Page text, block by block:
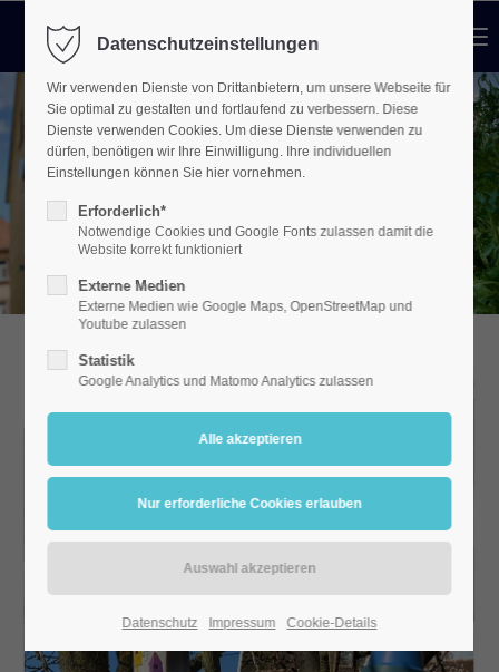
Login
Benutzername
Passwort
Anmelden
Register|Lost your password?
Support
Lorem ipsum dolor sit amet:
24h/ 365days
Datenschutzeinstellungen
Wir verwenden Dienste von Drittanbietern, um unsere Webseite für
Sie optimal zu gestalten und fortlaufend zu verbessern. Diese
Dienste verwenden Cookies. Um diese Dienste verwenden zu
dürfen, benötigen wir Ihre Einwilligung. Ihre individuellen
Einstellungen können Sie hier vornehmen.
Erforderlich*
Notwendige Cookies und Google Fonts zulassen damit die
Website korrekt funktioniert
Externe Medien
Externe Medien wie Google Maps, OpenStreetMap und
Youtube zulassen
Statistik
Google Analytics und Matomo Analytics zulassen
Datenschutz Impressum Cookie-Details